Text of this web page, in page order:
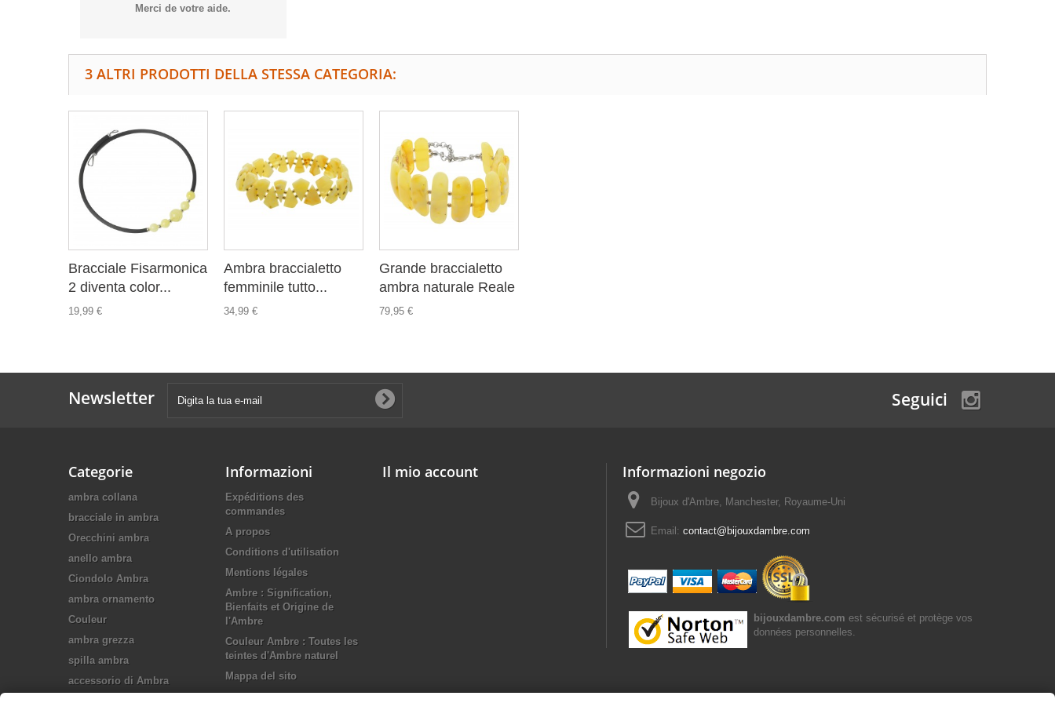
Merci de votre aide.
3 ALTRI PRODOTTI DELLA STESSA CATEGORIA:
Bracciale Fisarmonica
2 diventa color...
19,99 €
Ambra braccialetto
femminile tutto...
34,99 €
Grande braccialetto
ambra naturale Reale
79,95 €
Newsletter Seguici
Categorie
ambra collana
bracciale in ambra
Orecchini ambra
anello ambra
Ciondolo Ambra
ambra ornamento
Couleur
ambra grezza
spilla ambra
accessorio di Ambra
Informazioni
Expéditions des
commandes
A propos
Conditions d'utilisation
Mentions légales
Ambre : Signification,
Bienfaits et Origine de
l'Ambre
Couleur Ambre : Toutes les
teintes d'Ambre naturel
Mappa del sito
Il mio account Informazioni negozio
Bijoux d'Ambre, Manchester, Royaume-Uni
Email: contact@bijouxdambre.com
bijouxdambre.com est sécurisé et protège vos
données personnelles.